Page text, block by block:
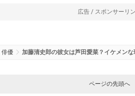
広告 / スポンサーリ
俳優 加藤清史郎の彼女は芦田愛菜？イケメン
ページの先頭へ